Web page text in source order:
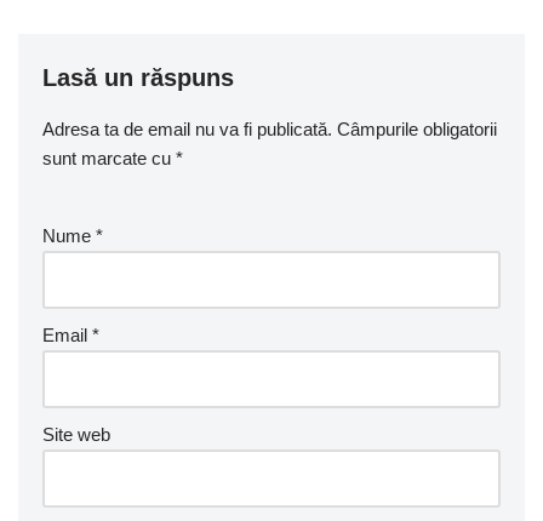
Lasă un răspuns
Adresa ta de email nu va fi publicată. Câmpurile obligatorii
sunt marcate cu *
Nume *
Email *
Site web